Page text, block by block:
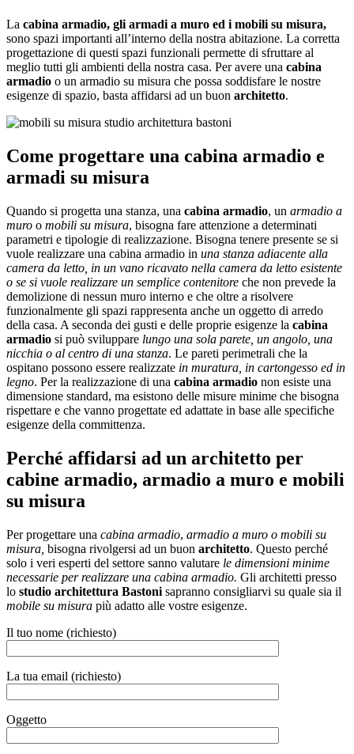
La cabina armadio, gli armadi a muro ed i mobili su misura,
sono spazi importanti all’interno della nostra abitazione. La corretta
progettazione di questi spazi funzionali permette di sfruttare al
meglio tutti gli ambienti della nostra casa. Per avere una cabina
armadio o un armadio su misura che possa soddisfare le nostre
esigenze di spazio, basta affidarsi ad un buon architetto.
Come progettare una cabina armadio e
armadi su misura
Quando si progetta una stanza, una cabina armadio, un armadio a
muro o mobili su misura, bisogna fare attenzione a determinati
parametri e tipologie di realizzazione. Bisogna tenere presente se si
vuole realizzare una cabina armadio in una stanza adiacente alla
camera da letto, in un vano ricavato nella camera da letto esistente
o se si vuole realizzare un semplice contenitore che non prevede la
demolizione di nessun muro interno e che oltre a risolvere
funzionalmente gli spazi rappresenta anche un oggetto di arredo
della casa. A seconda dei gusti e delle proprie esigenze la cabina
armadio si può sviluppare lungo una sola parete, un angolo, una
nicchia o al centro di una stanza. Le pareti perimetrali che la
ospitano possono essere realizzate in muratura, in cartongesso ed in
legno. Per la realizzazione di una cabina armadio non esiste una
dimensione standard, ma esistono delle misure minime che bisogna
rispettare e che vanno progettate ed adattate in base alle specifiche
esigenze della committenza.
Perché affidarsi ad un architetto per
cabine armadio, armadio a muro e mobili
su misura
Per progettare una cabina armadio, armadio a muro o mobili su
misura, bisogna rivolgersi ad un buon architetto. Questo perché
solo i veri esperti del settore sanno valutare le dimensioni minime
necessarie per realizzare una cabina armadio. Gli architetti presso
lo studio architettura Bastoni sapranno consigliarvi su quale sia il
mobile su misura più adatto alle vostre esigenze.
Il tuo nome (richiesto)
La tua email (richiesto)
Oggetto